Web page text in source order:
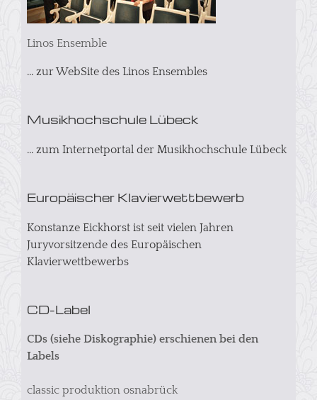
Linos Ensemble
... zur WebSite des Linos Ensembles
Musikhochschule Lübeck
... zum Internetportal der Musikhochschule Lübeck
Europäischer Klavierwettbewerb
Konstanze Eickhorst ist seit vielen Jahren
Juryvorsitzende des Europäischen
Klavierwettbewerbs
CD-Label
CDs (siehe Diskographie) erschienen bei den
Labels
classic produktion osnabrück